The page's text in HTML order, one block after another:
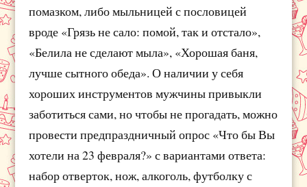
помазком, либо мыльницей с пословицей
вроде «Грязь не сало: помой, так и отстало»,
«Белила не сделают мыла», «Хорошая баня,
лучше сытного обеда». О наличии у себя
хороших инструментов мужчины привыкли
заботиться сами, но чтобы не прогадать, можно
провести предпраздничный опрос «Что бы Вы
хотели на 23 февраля?» с вариантами ответа:
набор отверток, нож, алкоголь, футболку с